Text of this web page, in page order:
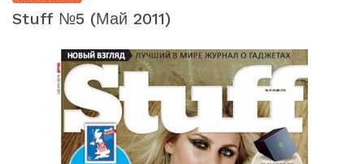
Stuff №5 (май 2011)